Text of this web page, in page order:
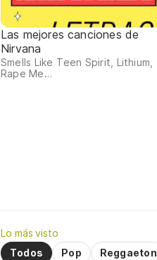
Las mejores canciones de
Nirvana
Smells Like Teen Spirit, Lithium,
Rape Me…
Lo más visto
Todos
Pop Reggaeton